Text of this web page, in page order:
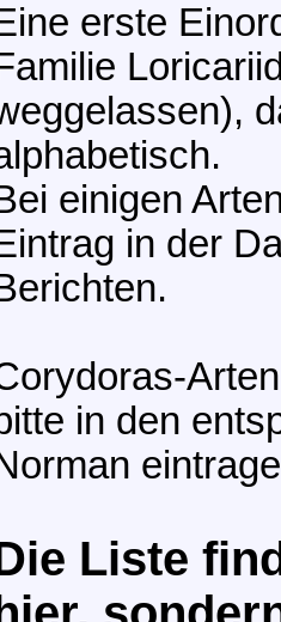
erste
einigen
in der
in den
Liste